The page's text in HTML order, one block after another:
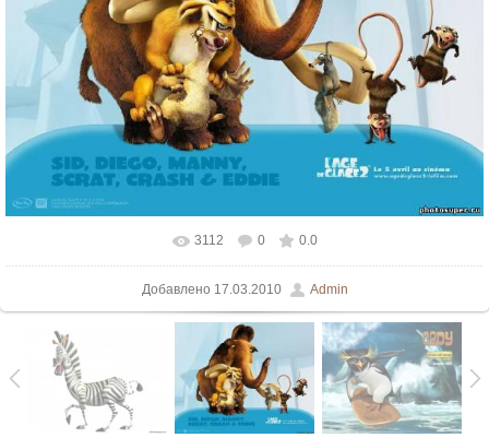
В реальном размере 750x600
3112 0 0.0
Добавлено 17.03.2010 Admin